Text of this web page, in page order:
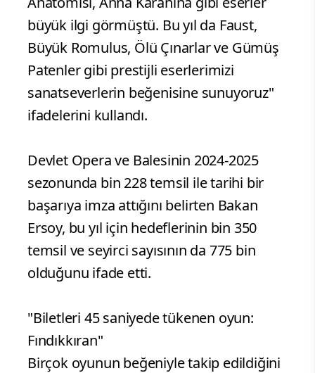
büyük ilgi görmüştü. Bu yıl da Faust,
Büyük Romulus, Ölü Çınarlar ve Gümüş
Patenler gibi prestijli eserlerimizi
sanatseverlerin beğenisine sunuyoruz"
ifadelerini kullandı.
Devlet Opera ve Balesinin 2024-2025
sezonunda bin 228 temsil ile tarihi bir
başarıya imza attığını belirten Bakan
Ersoy, bu yıl için hedeflerinin bin 350
temsil ve seyirci sayısının da 775 bin
olduğunu ifade etti.
"Biletleri 45 saniyede tükenen oyun:
Fındıkkıran"
Birçok oyunun beğeniyle takip edildiğini